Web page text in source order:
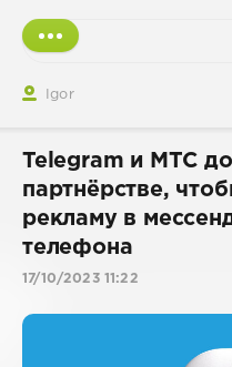
Igor
Telegram и МТС
партнёрстве,
рекламу в
телефона
17/10/2023 11:22